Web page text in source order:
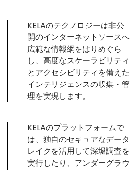
KELAのテクノロジーは非公
開のインターネットソースへ
広範な情報網をはりめぐら
し、高度なスケーラビリティ
とアクセシビリティを備えた
インテリジェンスの収集・管
理を実現します。
KELAのプラットフォームで
は、独自のセキュアなデータ
レイクを活用して深堀調査を
実行したり、アンダーグラウ